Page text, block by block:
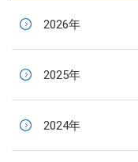
2026年
2025年
2024年